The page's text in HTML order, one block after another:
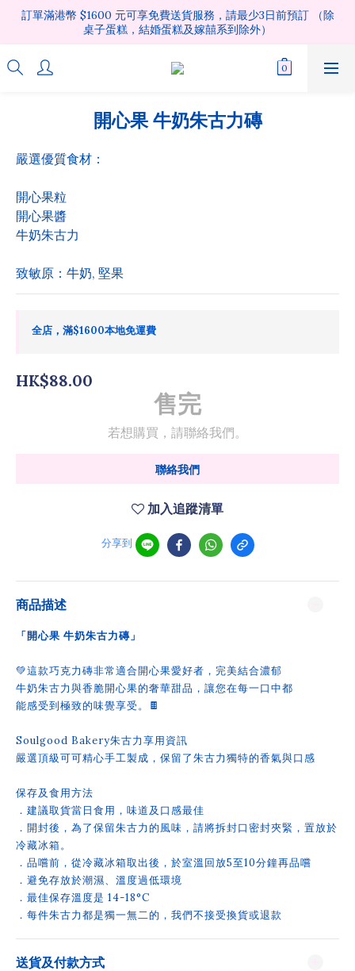
訂單滿港幣 $1600 元可享免費送貨服務，請最少3日前預訂 （除
桌子蛋糕，結婚蛋糕及嫁囍系到除外）
開心果 牛奶朱古力磚
嚴選優質食材：
開心果粒
開心果醬
牛奶朱古力
致敏原：牛奶, 堅果
全店，滿$1600本地免運費
HK$88.00
售完
若想購買，請聯絡我們。
聯絡我們
加入追蹤清單
分享到
商品描述
「開心果 牛奶朱古力磚」
💚這款巧克力磚非常適合開心果愛好者，完美結合濃郁
牛奶朱古力與香脆開心果的奢華甜品，讓您在每一口中都
能感受到極致的味覺享受。🍫
Soulgood Bakery朱古力享用資訊
嚴選頂級可可精心手工製成，保留了朱古力獨特的香氣與口感
保存及食用方法
．建議取貨當日食用，味道及口感最佳
．開封後，為了保留朱古力的風味，請將拆封口密封夾緊，置放於
冷藏冰箱。
．品嚐前，從冷藏冰箱取出後，於室溫回放5至10分鐘再品嚐
．避免存放於潮濕、溫度過低環境
．最佳保存溫度是 14-18°C
．每件朱古力都是獨一無二的，我們不接受換貨或退款
送貨及付款方式